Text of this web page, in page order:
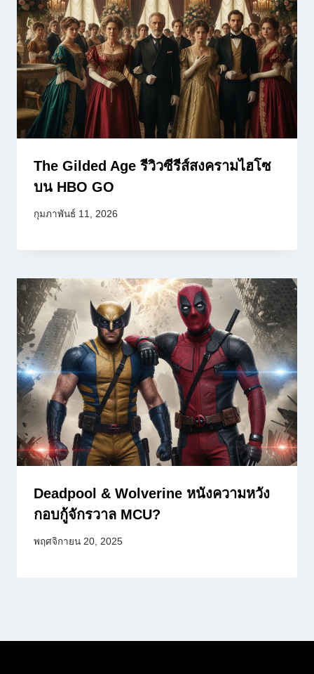
The Gilded Age รีวิวซีรีส์สงครามไฮโซ
บน HBO GO
กุมภาพันธ์ 11, 2026
Deadpool & Wolverine หนังความหวัง
กอบกู้จักรวาล MCU?
พฤศจิกายน 20, 2025